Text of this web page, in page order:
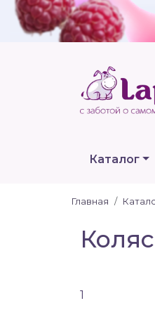
Каталог
Главная
1